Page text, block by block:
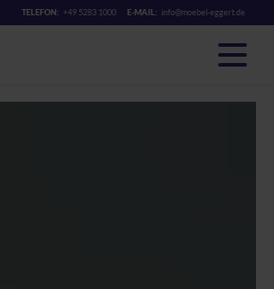
TELEFON: +49 5283 1000 E-MAIL: info@moebel-eggert.de